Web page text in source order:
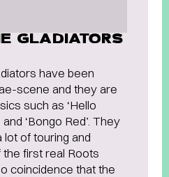
GLADIATORS
have been
scene and they are
such as ‘Hello
and ‘Bongo Red’. They
of touring and
first real Roots
coincidence that the